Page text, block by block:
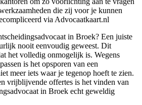
die zij voor je kunnen
via Advocaatkaart.nl
in Broek? Een juiste
nooit eenvoudig geweest. Dit
het volledig onmogelijk is. Wegens
is het opsporen van een
meer iets waar je tegenop hoeft te zien.
vrijblijvende offertes is het vinden van
in Broek echt geweldig